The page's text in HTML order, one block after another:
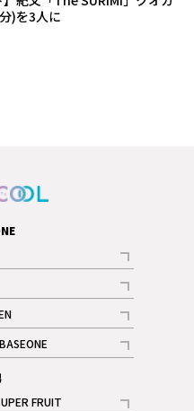
)を3人に
事
事
ャラリー
事
ギャラリー
事
FRUIT